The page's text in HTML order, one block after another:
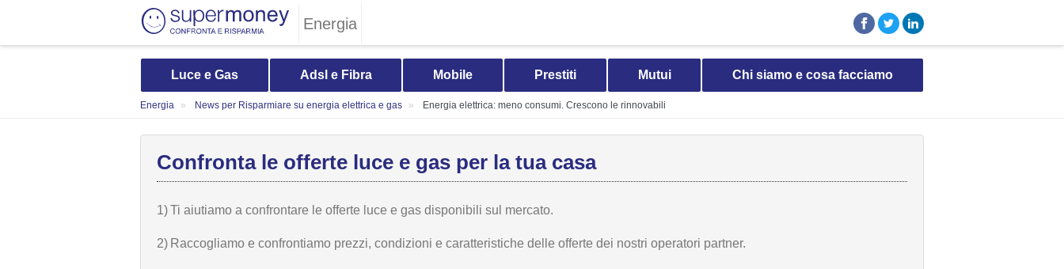
Energia
Luce e Gas Adsl e Fibra Mobile Prestiti Mutui Chi siamo e cosa facciamo
Energia News per Risparmiare su energia elettrica e gas Energia elettrica: meno consumi. Crescono le rinnovabili
Confronta le offerte luce e gas per la tua casa
1)Ti aiutiamo a confrontare le offerte luce e gas disponibili sul mercato.
2) Raccogliamo e confrontiamo prezzi, condizioni e caratteristiche delle offerte dei nostri operatori partner.